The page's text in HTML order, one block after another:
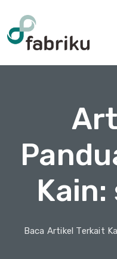
Baca Artikel Terkait